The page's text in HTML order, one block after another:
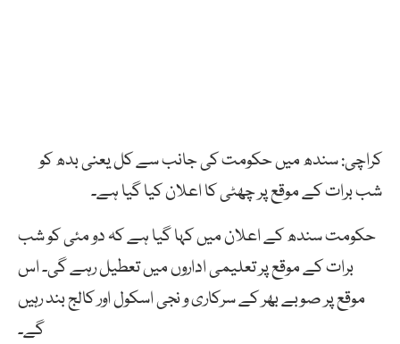
کراچی: سندھ میں حکومت کی جانب سے کل یعنی بدھ کو
شب برات کے موقع پر چھٹی کا اعلان کیا گیا ہے۔
حکومت سندھ کے اعلان میں کہا گیا ہے کہ دو مئی کو شب
برات کے موقع پر تعلیمی اداروں میں تعطیل رہے گی۔ اس
موقع پر صوبے بھر کے سرکاری و نجی اسکول اور کالج بند رہیں
گے۔